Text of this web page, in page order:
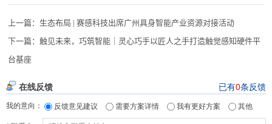
上一篇： 生态布局 | 赛感科技出席广州具身智能产业资源对接活动
下一篇：触见未来，巧筑智能｜灵心巧手以匠人之手打造触觉感知硬件平
台基座